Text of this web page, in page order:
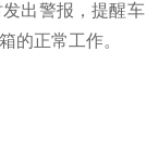
出警报，提醒车
的正常工作。